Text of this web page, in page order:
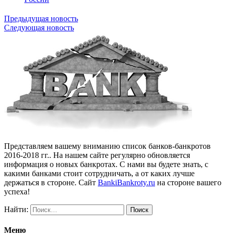
Предыдущая новость
Следующая новость
Представляем вашему вниманию список банков-банкротов
2016-2018 гг.. На нашем сайте регулярно обновляется
информация о новых банкротах. С нами вы будете знать, с
какими банками стоит сотрудничать, а от каких лучше
держаться в стороне. Сайт BankiBankroty.ru на стороне вашего
успеха!
Найти:
Меню